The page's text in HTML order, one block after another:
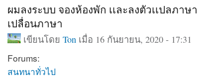
ผมลงระบบ จองห้องพัก เเละลงตัวเเปลภาษา
เปลื่อนภาษา
เขียนโดย Ton เมื่อ 16 กันยายน, 2020 - 17:31
Forums:
สนทนาทั่วไป